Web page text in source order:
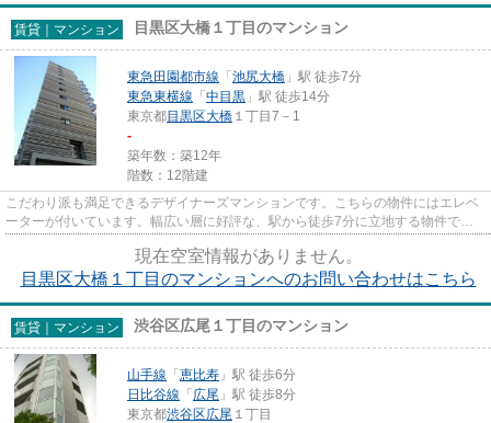
賃貸｜マンション 目黒区大橋１丁目のマンション
東急田園都市線 「 池尻大橋 」駅 徒歩7分
東急東横線 「 中目黒 」駅 徒歩14分
東京都目黒区大橋 １丁目7－1
-
築年数：築12年
階数：12階建
こだわり派も満足できるデザイナーズマンションです。こちらの物件にはエレベ
ーターが付いています。幅広い層に好評な、駅から徒歩7分に立地する物件で
現在空室情報がありません。
目黒区大橋１丁目のマンションへのお問い合わせはこちら
賃貸｜マンション 渋谷区広尾１丁目のマンション
山手線 「 恵比寿 」駅 徒歩6分
日比谷線 「 広尾 」駅 徒歩8分
東京都渋谷区広尾 １丁目